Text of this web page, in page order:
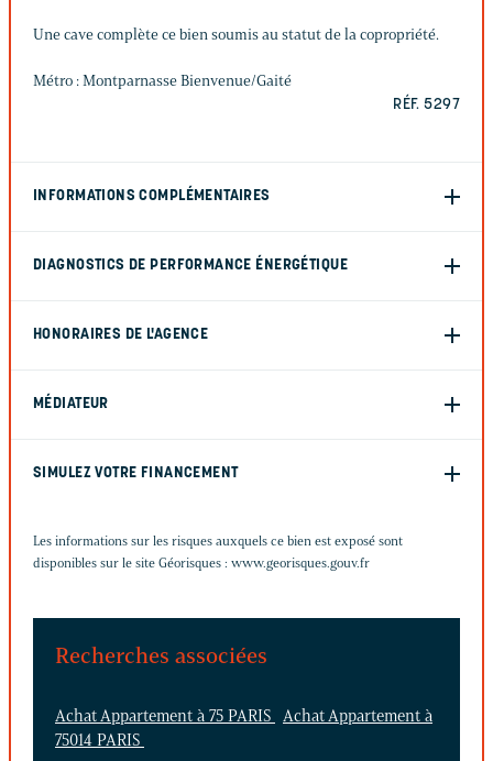
Une cave complète ce bien soumis au statut de la copropriété.
Métro : Montparnasse Bienvenue/Gaité
RÉF. 5297
INFORMATIONS COMPLÉMENTAIRES
DIAGNOSTICS DE PERFORMANCE ÉNERGÉTIQUE
HONORAIRES DE L'AGENCE
MÉDIATEUR
SIMULEZ VOTRE FINANCEMENT
Les informations sur les risques auxquels ce bien est exposé sont
disponibles sur le site Géorisques : www.georisques.gouv.fr
Recherches associées
Achat Appartement à 75 PARIS
Achat Appartement à
75014 PARIS